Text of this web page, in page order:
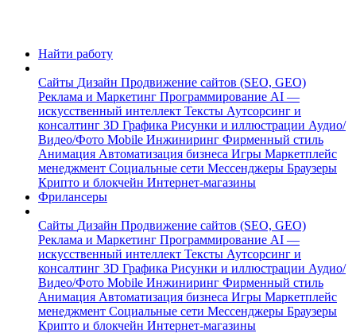
Найти работу
Сайты Дизайн Продвижение сайтов (SEO, GEO)
Реклама и Маркетинг Программирование AI —
искусственный интеллект Тексты Аутсорсинг и
консалтинг 3D Графика Рисунки и иллюстрации Аудио/
Видео/Фото Mobile Инжиниринг Фирменный стиль
Анимация Автоматизация бизнеса Игры Маркетплейс
менеджмент Социальные сети Мессенджеры Браузеры
Крипто и блокчейн Интернет-магазины
Фрилансеры
Сайты Дизайн Продвижение сайтов (SEO, GEO)
Реклама и Маркетинг Программирование AI —
искусственный интеллект Тексты Аутсорсинг и
консалтинг 3D Графика Рисунки и иллюстрации Аудио/
Видео/Фото Mobile Инжиниринг Фирменный стиль
Анимация Автоматизация бизнеса Игры Маркетплейс
менеджмент Социальные сети Мессенджеры Браузеры
Крипто и блокчейн Интернет-магазины